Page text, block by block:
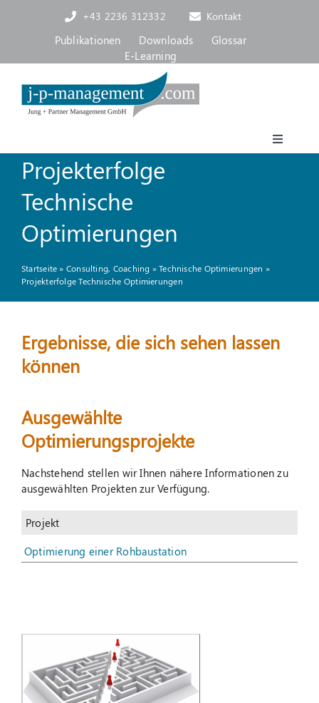
+43 2236 312332 Kontakt
Publikationen Downloads
Glossar
E-Learning
Toggle
Akademie
Consulting, Coaching
Über uns
Suche
nach:
Projekterfolge
Technische
Optimierungen
Startseite» Consulting, Coaching »Technische Optimierungen »
Projekterfolge Technische Optimierungen
Ergebnisse, die sich sehen lassen
können
Ausgewählte
Optimierungsprojekte
Nachstehend stellen wir Ihnen nähere Informationen zu
ausgewählten Projekten zur Verfügung.
Projekt
Optimierung einer Rohbaustation